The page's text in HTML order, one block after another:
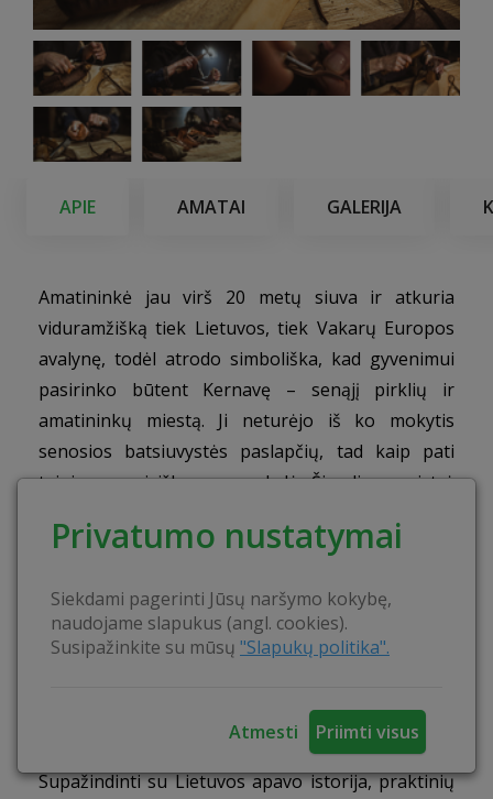
Privatumo nustatymai
Siekdami pagerinti Jūsų naršymo kokybę,
naudojame slapukus (angl. cookies).
Susipažinkite su mūsų "Slapukų politika".
Atmesti Priimti visus
APIE AMATAI GALERIJA
Amatininkė jau virš 20 metų siuva ir atkuria
viduramžišką tiek Lietuvos, tiek Vakarų Europos
avalynę, todėl atrodo simboliška, kad gyvenimui
pasirinko būtent Kernavę – senąjį pirklių ir
amatininkų miestą. Ji neturėjo iš ko mokytis
senosios batsiuvystės paslapčių, tad kaip pati
teigia, yra visiška savamokslė. Šiandien meistrė
pasiuvusi. Ji gamina apavą istorijos
muziejams, taip pat rekonstruoja naujus Lietuvoje
rastos archeologinės avalynės pavyzdžius – taip
Edukacinės programos tikslas
Supažindinti su Lietuvos apavo istorija, praktinių